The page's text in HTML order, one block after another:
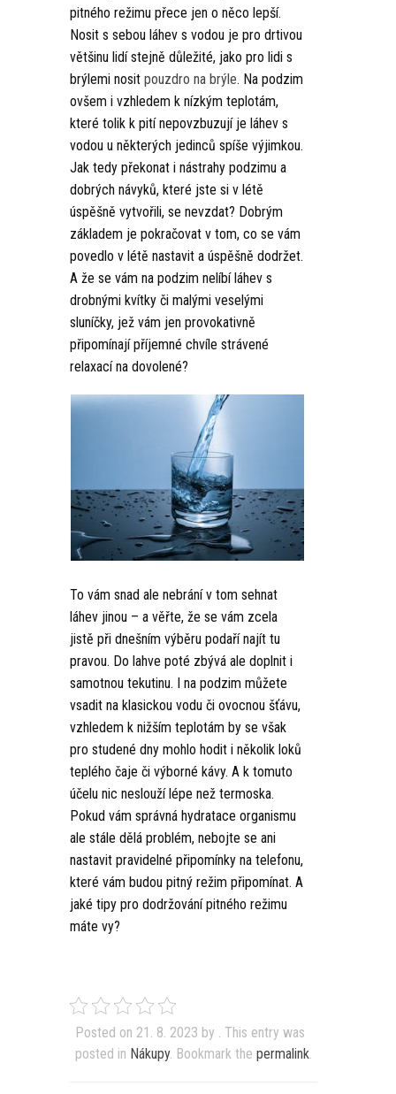
pitného režimu přece jen o něco lepší.
Nosit s sebou láhev s vodou je pro drtivou
většinu lidí stejně důležité, jako pro lidi s
brýlemi nosit pouzdro na brýle. Na podzim
ovšem i vzhledem k nízkým teplotám,
které tolik k pití nepovzbuzují je láhev s
vodou u některých jedinců spíše výjimkou.
Jak tedy překonat i nástrahy podzimu a
dobrých návyků, které jste si v létě
úspěšně vytvořili, se nevzdat? Dobrým
základem je pokračovat v tom, co se vám
povedlo v létě nastavit a úspěšně dodržet.
A že se vám na podzim nelíbí láhev s
drobnými kvítky či malými veselými
sluníčky, jež vám jen provokativně
připomínají příjemné chvíle strávené
relaxací na dovolené?
To vám snad ale nebrání v tom sehnat
láhev jinou – a věřte, že se vám zcela
jistě při dnešním výběru podaří najít tu
pravou. Do lahve poté zbývá ale doplnit i
samotnou tekutinu. I na podzim můžete
vsadit na klasickou vodu či ovocnou šťávu,
vzhledem k nižším teplotám by se však
pro studené dny mohlo hodit i několik loků
teplého čaje či výborné kávy. A k tomuto
účelu nic neslouží lépe než termoska.
Pokud vám správná hydratace organismu
ale stále dělá problém, nebojte se ani
nastavit pravidelné připomínky na telefonu,
které vám budou pitný režim připomínat. A
jaké tipy pro dodržování pitného režimu
máte vy?
Posted on 21. 8. 2023 by . This entry was
posted in Nákupy. Bookmark the permalink.